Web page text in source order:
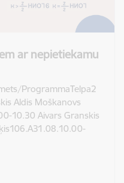
ar nepietiekamu
ProgrammaTelpa2
Aldis Moškanovs
10.30 Aivars Granskis